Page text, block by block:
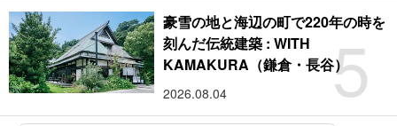
5
豪雪の地と海辺の町で220年の時を
刻んだ伝統建築 : WITH
KAMAKURA（鎌倉・長谷）
2026.08.04